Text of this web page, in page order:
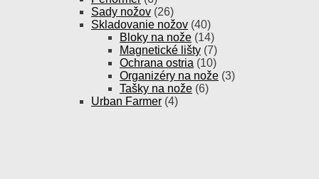
Sady nožov (26)
Skladovanie nožov (40)
Bloky na nože (14)
Magnetické lišty (7)
Ochrana ostria (10)
Organizéry na nože (3)
Tašky na nože (6)
Urban Farmer (4)